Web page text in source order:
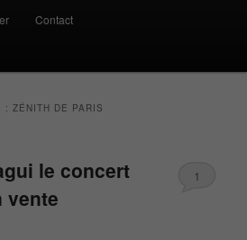
Contact
:ZÉNITH DE PARIS
le concert
vente
1